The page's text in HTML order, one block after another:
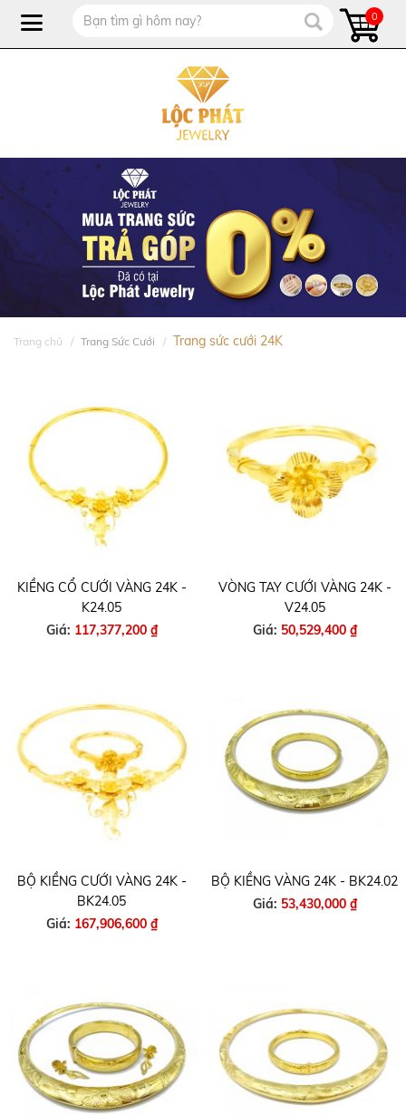
0
Trang chủ Trang Sức Cưới Trang sức cưới 24K
KIỀNG CỔ CƯỚI VÀNG 24K -
K24.05
Giá: 117,377,200 ₫
VÒNG TAY CƯỚI VÀNG 24K -
V24.05
Giá: 50,529,400 ₫
BỘ KIỀNG CƯỚI VÀNG 24K -
BK24.05
Giá: 167,906,600 ₫
BỘ KIỀNG VÀNG 24K - BK24.02
Giá: 53,430,000 ₫